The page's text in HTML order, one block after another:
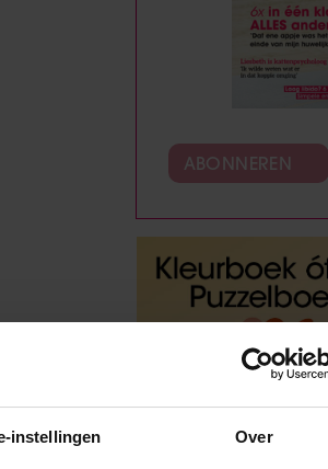
instellingen Over
ABONNEREN